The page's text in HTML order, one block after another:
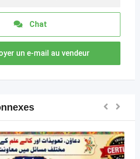
Chat
un e-mail au vendeur